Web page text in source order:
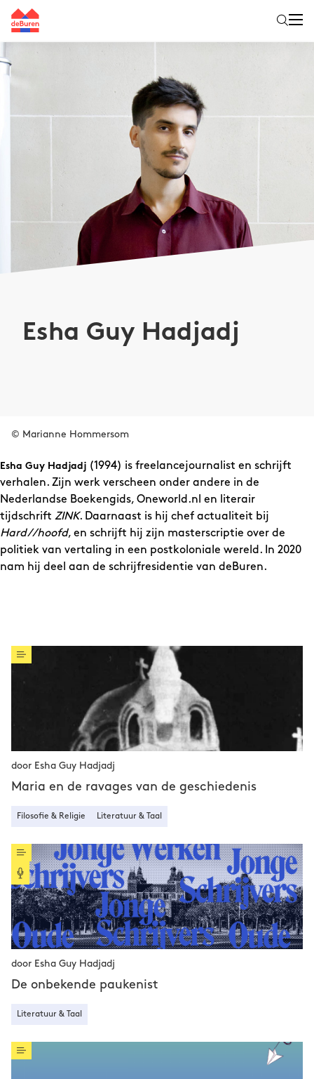
Esha Guy Hadjadj
© Marianne Hommersom
Esha Guy Hadjadj (1994) is freelancejournalist en schrijft
verhalen. Zijn werk verscheen onder andere in de
Nederlandse Boekengids, Oneworld.nl en literair
tijdschrift ZINK. Daarnaast is hij chef actualiteit bij
Hard//hoofd, en schrijft hij zijn masterscriptie over de
politiek van vertaling in een postkoloniale wereld. In 2020
nam hij deel aan de schrijfresidentie van deBuren.
door Esha Guy Hadjadj
Maria en de ravages van de geschiedenis
Filosofie & Religie Literatuur & Taal
door Esha Guy Hadjadj
De onbekende paukenist
Literatuur & Taal